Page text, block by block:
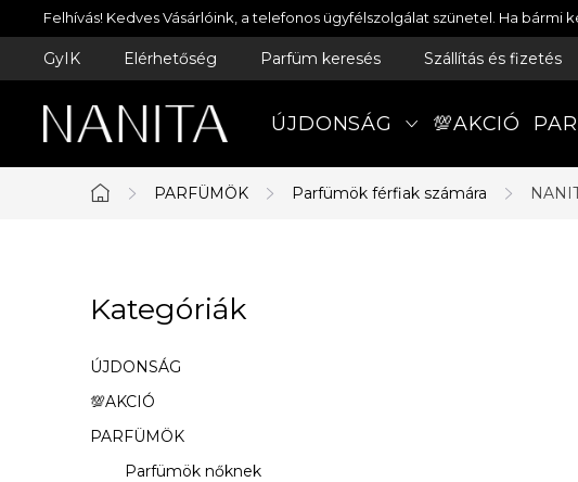
Ugrás
a
Felhívás! Kedves Vásárlóink, a telefonos ügyfélszolgálat szünetel. Ha
GyIK Elérhetőség Parfüm keresés Szállítás és fizetés
ÚJDONSÁG 💯AKCIÓ
Kezdőlap
PARFÜMÖK Parfümök férfiak számára
l
d
a
l
Kategóriák
átugrása
Kategóriák
ÚJDONSÁG
💯AKCIÓ
PARFÜMÖK
Parfümök nőknek